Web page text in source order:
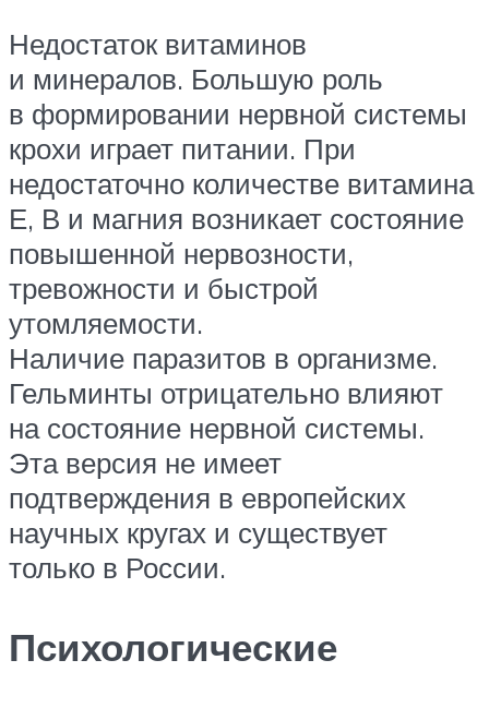
Недостаток витаминов
и минералов. Большую роль
в формировании нервной системы
крохи играет питании. При
недостаточно количестве витамина
Е, В и магния возникает состояние
повышенной нервозности,
тревожности и быстрой
утомляемости.
Наличие паразитов в организме.
Гельминты отрицательно влияют
на состояние нервной системы.
Эта версия не имеет
подтверждения в европейских
научных кругах и существует
только в России.
Психологические